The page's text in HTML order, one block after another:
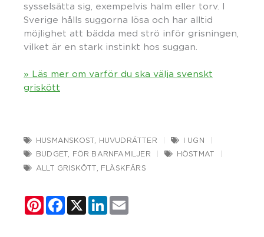
sysselsätta sig, exempelvis halm eller torv. I
Sverige hålls suggorna lösa och har alltid
möjlighet att bädda med strö inför grisningen,
vilket är en stark instinkt hos suggan.
» Läs mer om varför du ska välja svenskt
griskött
HUSMANSKOST HUVUDRÄTTER
I UGN
BUDGET
FÖR BARNFAMILJER
HÖSTMAT
ALLT GRISKÖTT
FLÄSKFÄRS
PinterestFacebook
X LinkedIn